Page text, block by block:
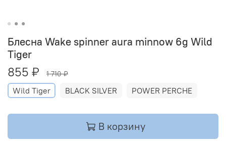
Блесна Wake spinner aura minnow 6g Wild
Tiger
855 ₽ 1 710 ₽
Wild Tiger BLACK SILVER POWER PERCHE
В корзину